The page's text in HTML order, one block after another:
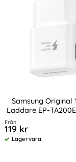
Samsung Original
Laddare EP-
Art. nr 13863
Från
119 kr
Tillgänglighet:
Lagervara
Original